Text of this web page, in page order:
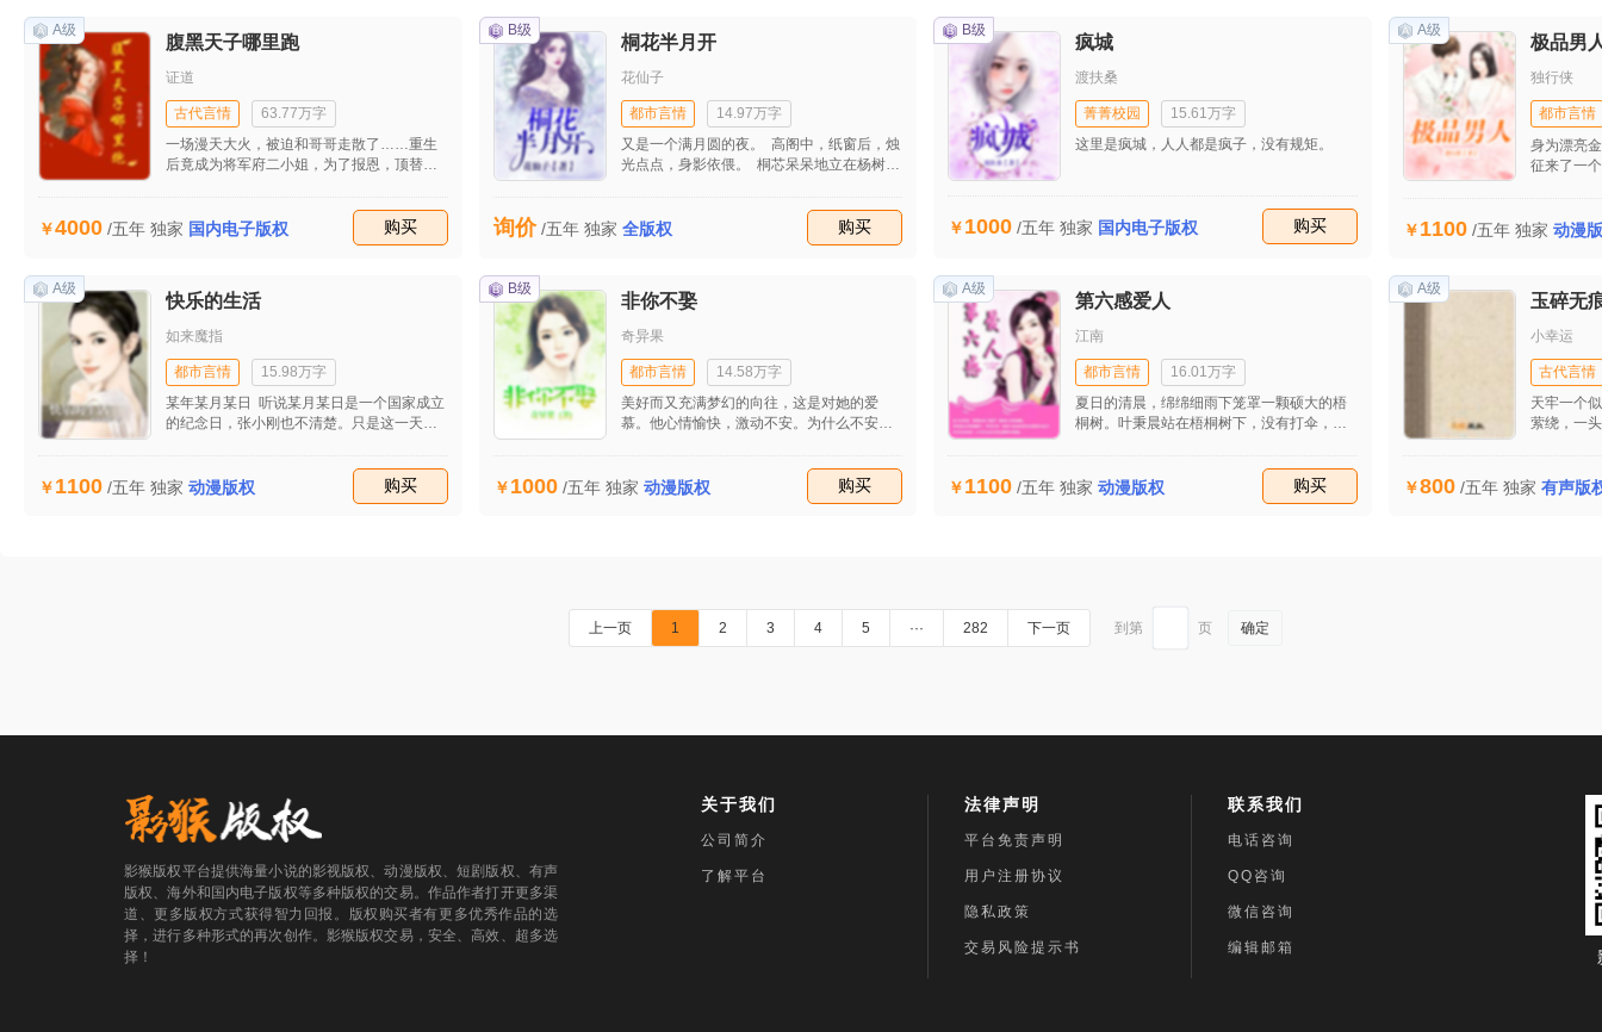
A级
腹黑天子哪里跑
证道
古代言情
63.77万字
一场漫天大火，被迫和哥哥走散了……重生
后竟成为将军府二小姐，为了报恩，顶替妹
神啊！
4000 /五年 独家 国内电子版权 购买
B级
桐花半月开
花仙子
都市言情
14.97万字
又是一个满月圆的夜。 高阁中，纸窗后，烛
光点点，身影依偎。 桐芯呆呆地立在杨树
询价 /五年 独家 全版权 购买
B级
疯城
渡扶桑
菁菁校园
15.61万字
这里是疯城，人人都是疯子，没有规矩。
1000 /五年 独家 国内电子版权 购买
A级
极品男
独行侠
都市言情
身为漂亮
征来了一
受。 种种
却步，但
为家规而
的男人，
了……
1100 /五年 独家 动漫
A级
快乐的生活
如来魔指
都市言情
15.98万字
某年某月某日 听说某月某日是一个国家成立
的纪念日，张小刚也不清楚。只是这一天，
滴地敲在窗子上。天也阴的厚了，黑云压城
的感觉，直逼的张小刚窒息起来。 张小刚就
1100 /五年 独家 动漫版权 购买
B级
非你不娶
奇异果
都市言情
14.58万字
美好而又充满梦幻的向往，这是对她的爱
慕。他心情愉快，激动不安。为什么不安
人缘可不好啊！想到这，沈伟忠更加担心
了。不过确确实实，我正在到她身边去啊，
1000 /五年 独家 动漫版权 购买
A级
第六感爱人
江南
都市言情
16.01万字
夏日的清晨，绵绵细雨下笼罩一颗硕大的梧
桐树。叶秉晨站在梧桐树下，没有打伞，就
1100 /五年 独家 动漫版权 购买
A级
玉碎无
小幸运
古代言情
天牢一个
萦绕，一
隐能现，
800 /五年 独家 有声版
上一页 1 2 3 4 5 ··· 282 下一页 到第 页 确定
影猴版权平台提供海量小说的影视版权、动漫版权、短剧版权、有声
版权、海外和国内电子版权等多种版权的交易。作品作者打开更多渠
道、更多版权方式获得智力回报。版权购买者有更多优秀作品的选
择，进行多种形式的再次创作。影猴版权交易，安全、高效、超多选
择！
关于我们
公司简介
了解平台
法律声明
平台免责声明
用户注册协议
隐私政策
交易风险提示书
联系我们
电话咨询
QQ咨询
微信咨询
编辑邮箱